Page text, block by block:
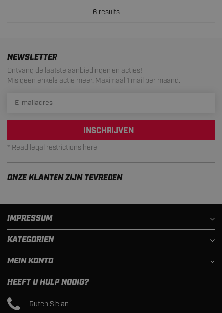
6 results
NEWSLETTER
Ontvang de laatste aanbiedingen en acties!
Mis geen enkele actie meer. Maximaal 1 mail per maand.
INSCHRIJVEN
* Read legal restrictions here
ONZE KLANTEN ZIJN TEVREDEN
IMPRESSUM
KATEGORIEN
MEIN KONTO
HEEFT U HULP NODIG?
Rufen Sie an